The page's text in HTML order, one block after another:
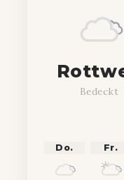
Bedeckt
Do. Fr.